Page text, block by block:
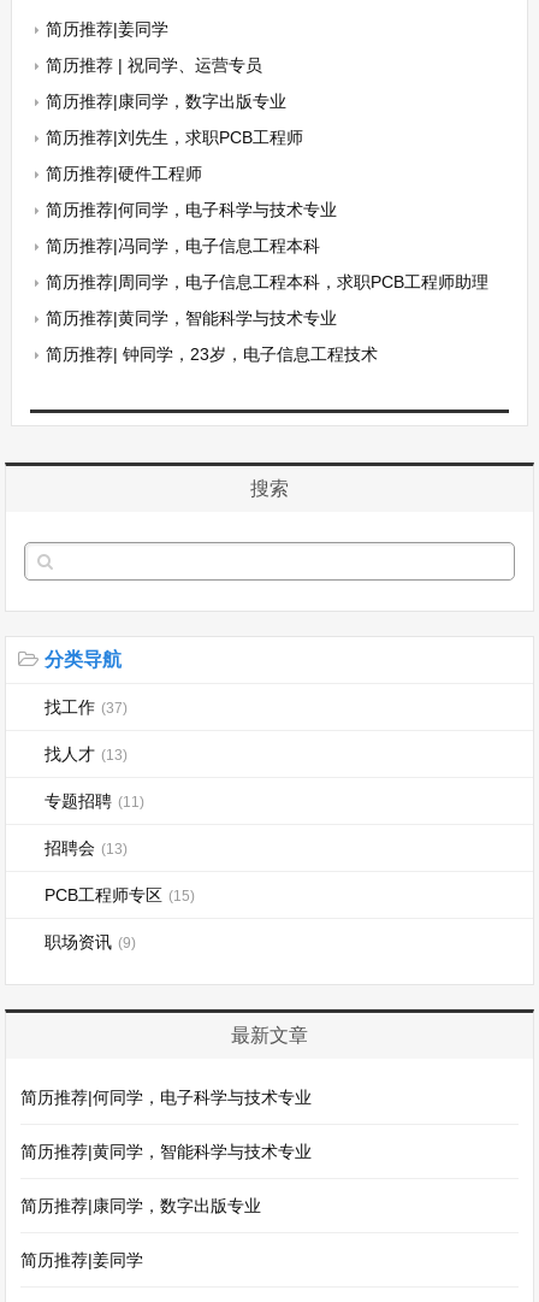
简历推荐|姜同学
简历推荐 | 祝同学、运营专员
简历推荐|康同学，数字出版专业
简历推荐|刘先生，求职PCB工程师
简历推荐|硬件工程师
简历推荐|何同学，电子科学与技术专业
简历推荐|冯同学，电子信息工程本科
简历推荐|周同学，电子信息工程本科，求职PCB工程师助理
简历推荐|黄同学，智能科学与技术专业
简历推荐| 钟同学，23岁，电子信息工程技术
搜索
分类导航
找工作 (37)
找人才 (13)
专题招聘 (11)
招聘会 (13)
PCB工程师专区 (15)
职场资讯 (9)
最新文章
简历推荐|何同学，电子科学与技术专业
简历推荐|黄同学，智能科学与技术专业
简历推荐|康同学，数字出版专业
简历推荐|姜同学